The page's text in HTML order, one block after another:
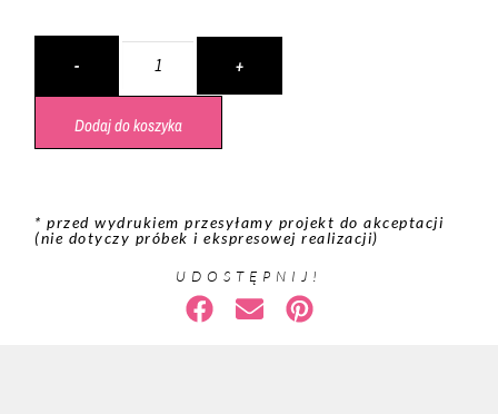
Dodaj do koszyka
* przed wydrukiem przesyłamy projekt do akceptacji
(nie dotyczy próbek i ekspresowej realizacji)
UDOSTĘPNIJ!